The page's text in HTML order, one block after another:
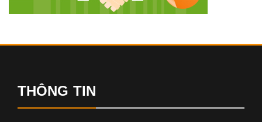
THÔNG TIN